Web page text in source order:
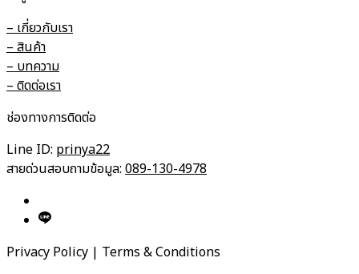
– เกี่ยวกับเรา
– สินค้า
– บทความ
– ติดต่อเรา
ช่องทางการติดต่อ
Line ID: prinya22
สายด่วนสอบถามข้อมูล: 089-130-4978
Privacy Policy | Terms & Conditions